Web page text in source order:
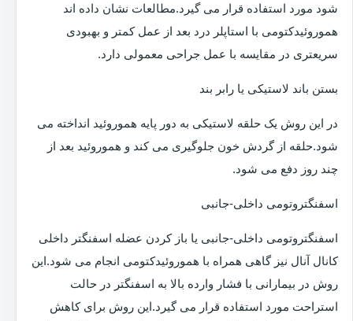
شود مورد استفاده قرار می گیرد.مطالعات نشان داده اند
هموروئیدکتومی با استاپلر درد بعد از عمل کمتر و بهبودی
سریعتری در مقایسه با عمل جراحی معمولی دارد.
بستن باند لاستیکی یا رابر بند
در این روش یک حلقه لاستیکی به دور پایه هموروئید انداخته می
شود.حلقه از گردش خون جلوگیری می کند و هموروئید بعد از
چند روز دفع می شود.
اسفنگتروتومی داخلی-جانبی
اسفنگتروتومی داخلی-جانبی یا باز کردن عضله اسفنگتر داخلی
کانال آنال نیز گاهی همراه با هموروئیدکتومی انجام می شود.این
روش در بیمارانی با فشار وارده بالا به اسفنگتر در حالت
استراحت مورد استفاده قرار می گیرد.این روش برای کاهش